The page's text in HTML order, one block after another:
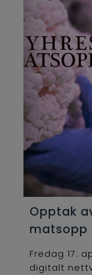
Opptak
matsopp
Fredag 17.
digitalt